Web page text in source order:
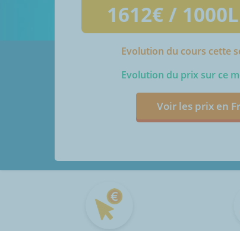
1612€ / 1000L
Evolution du cours cette
Evolution du prix sur ce
Voir les prix en